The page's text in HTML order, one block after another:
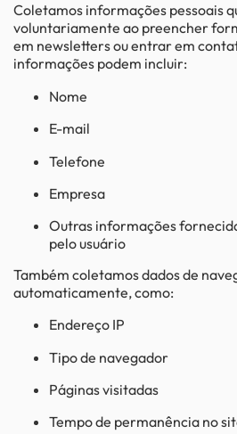
Coletamos informações pessoais
voluntariamente ao preencher
em newsletters ou entrar em
informações podem incluir:
Nome
E-mail
Telefone
Empresa
Outras informações
pelo usuário
Também coletamos dados de
automaticamente, como:
Endereço IP
Tipo de navegador
Páginas visitadas
Tempo de permanência no